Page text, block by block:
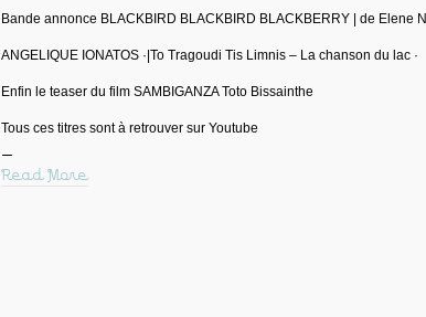
Bande annonce BLACKBIRD BLACKBIRD BLACKBERRY | de Elene
ANGELIQUE IONATOS ·|To Tragoudi Tis Limnis – La chanson du lac ·
Enfin le teaser du film SAMBIGANZA Toto Bissainthe
Tous ces titres sont à retrouver sur Youtube
Read More